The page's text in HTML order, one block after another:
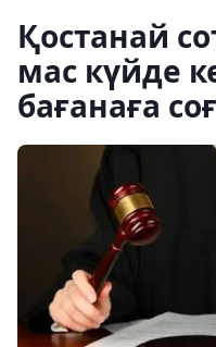
Қостанай
мас күйде
бағанаға